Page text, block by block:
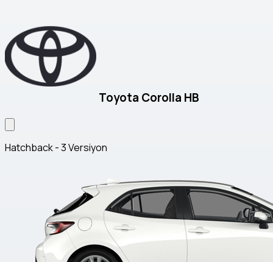
Toyota Corolla HB
Hatchback - 3 Versiyon